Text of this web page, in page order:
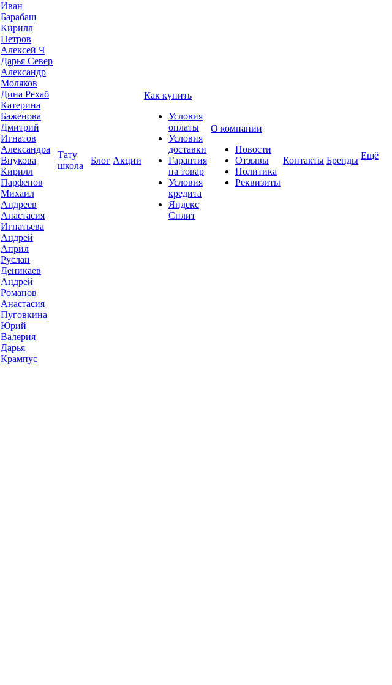
Иван
Барабаш
Кирилл
Петров
Алексей Ч
Дарья Север
Александр
Моляков
Дина Рехаб
Катерина
Баженова
Дмитрий
Игнатов
Александра
Внукова
Кирилл
Парфенов
Михаил
Андреев
Анастасия
Игнатьева
Андрей
Април
Руслан
Деникаев
Андрей
Романов
Анастасия
Пуговкина
Юрий
Валерия
Дарья
Крампус
Тату
школа
Блог Акции
Как купить
Условия
оплаты
Условия
доставки
Гарантия
на товар
Условия
кредита
Яндекс
Сплит
О компании
Новости
Отзывы
Политика
Реквизиты
Контакты Бренды Ещё